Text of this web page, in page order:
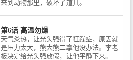
来到动物那里，破坏了道具。
第6话 高温勿燥
天气炎热，让光头强得了狂躁症，原因就
是压力太大，熊大熊二拿他没办法。李老
板决定给光头强放假，让他平静下来。